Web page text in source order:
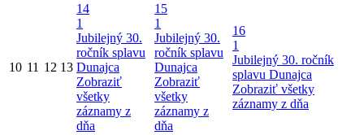
10 11 12 13
14
1
Jubilejný 30.
ročník splavu
Dunajca
Zobraziť
všetky
záznamy z
dňa
15
1
Jubilejný 30.
ročník splavu
Dunajca
Zobraziť
všetky
záznamy z
dňa
16
1
Jubilejný 30. ročník
splavu Dunajca
Zobraziť všetky
záznamy z dňa